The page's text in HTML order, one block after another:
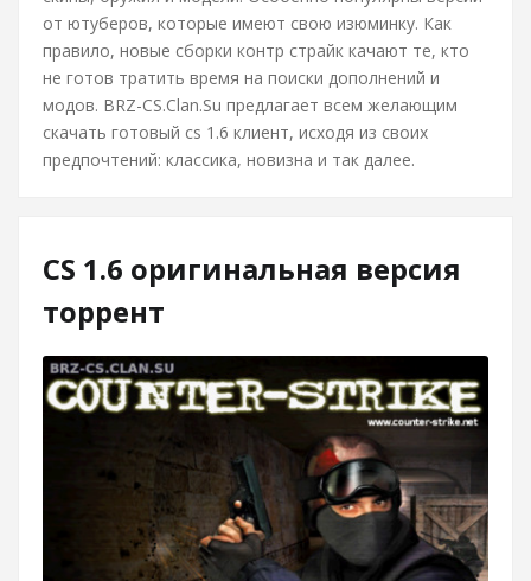
от ютуберов, которые имеют свою изюминку. Как
правило, новые сборки контр страйк качают те, кто
не готов тратить время на поиски дополнений и
модов. BRZ-CS.Clan.Su предлагает всем желающим
скачать готовый cs 1.6 клиент, исходя из своих
предпочтений: классика, новизна и так далее.
CS 1.6 оригинальная версия
торрент